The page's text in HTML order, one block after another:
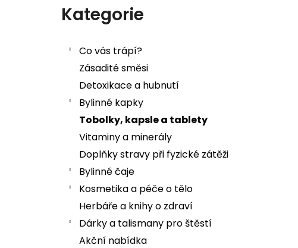
Přeskočit kategorie
Kategorie
Co vás trápí?
Zásadité směsi
Detoxikace a hubnutí
Bylinné kapky
Tobolky, kapsle a tablety
Vitaminy a minerály
Doplňky stravy při fyzické zátěži
Bylinné čaje
Kosmetika a péče o tělo
Herbáře a knihy o zdraví
Dárky a talismany pro štěstí
Akční nabídka